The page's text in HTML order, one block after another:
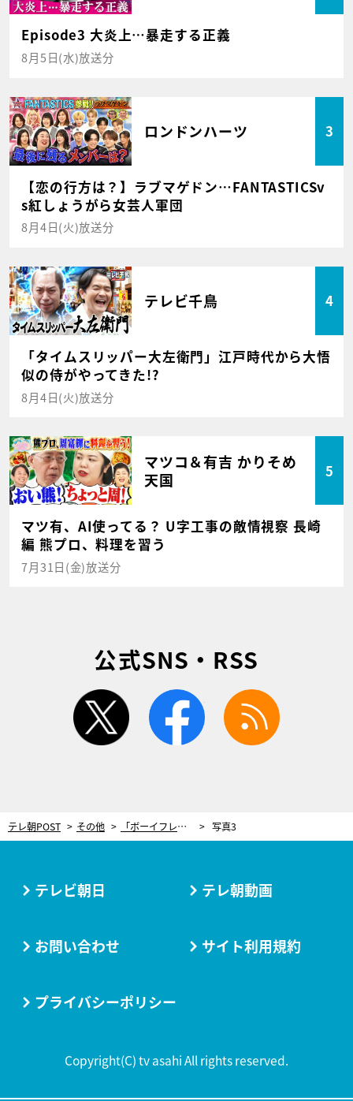
Episode3 大炎上…暴走する正義
8月5日(水)放送分
ロンドンハーツ 3
【恋の行方は？】ラブマゲドン…FANTASTICSv
s紅しょうがら女芸人軍団
8月4日(火)放送分
テレビ千鳥 4
「タイムスリッパー大左衛門」江戸時代から大悟
似の侍がやってきた!?
8月4日(火)放送分
マツコ＆有吉 かりそめ
天国
5
マツ有、AI使ってる？ U字工事の敵情視察 長崎
編 熊プロ、料理を習う
7月31日(金)放送分
公式SNS・RSS
twitter facebook
テレ朝POST その他 「ボーイフレンドはいます。ヨットのほうが楽しい」学生生活をヨットに捧げる主将 写真3
テレビ朝日 テレ朝動画
お問い合わせ サイト利用規約
プライバシーポリシー
Copyright(C) tv asahi All rights reserved.